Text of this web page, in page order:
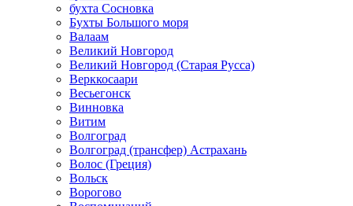
бухта Сосновка
Бухты Большого моря
Валаам
Великий Новгород
Великий Новгород (Старая Русса)
Верккосаари
Весьегонск
Винновка
Витим
Волгоград
Волгоград (трансфер) Астрахань
Волос (Греция)
Вольск
Ворогово